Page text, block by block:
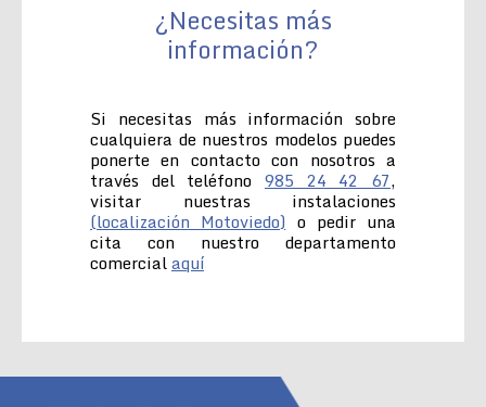
¿Necesitas más
información?
Si necesitas más información sobre
cualquiera de nuestros modelos puedes
ponerte en contacto con nosotros a
través del teléfono 985 24 42 67,
visitar nuestras instalaciones
(localización Motoviedo) o pedir una
cita con nuestro departamento
comercialaquí